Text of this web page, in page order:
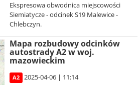
Ekspresowa obwodnica miejscowości
Siemiatycze - odcinek S19 Malewice -
Chlebczyn.
Mapa rozbudowy odcinków
autostrady A2 w woj.
mazowieckim
A2
2025-04-06 | 11:14